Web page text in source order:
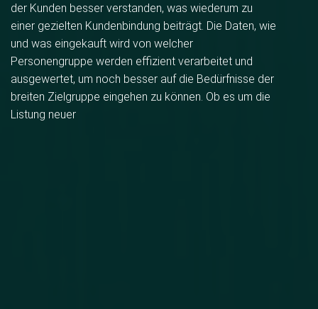
der Kunden besser verstanden, was wiederum zu
einer gezielten Kundenbindung beiträgt. Die Daten, wie
und was eingekauft wird von welcher
Personengruppe werden effizient verarbeitet und
ausgewertet, um noch besser auf die Bedürfnisse der
breiten Zielgruppe eingehen zu können. Ob es um die
Listung neuer